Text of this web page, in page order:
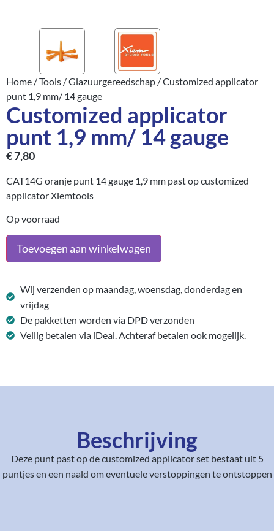
Home /Tools /Glazuurgereedschap / Customized applicator
punt 1,9 mm/ 14 gauge
Customized applicator
punt 1,9 mm/ 14 gauge
€7,80
CAT14G oranje punt 14 gauge 1,9 mm past op customized
applicator Xiemtools
Op voorraad
Toevoegen aan winkelwagen
Wij verzenden op maandag, woensdag, donderdag en
vrijdag
De pakketten worden via DPD verzonden
Veilig betalen via iDeal. Achteraf betalen ook mogelijk.
Beschrijving
Deze punt past op de customized applicator set bestaat uit 5
puntjes en een naald om eventuele verstoppingen te ontstoppen